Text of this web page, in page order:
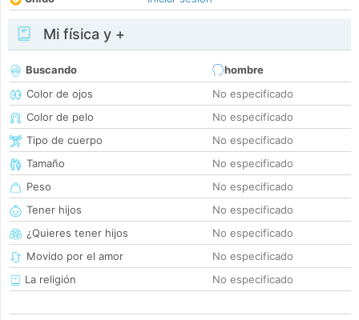
Mi física y +
Buscando
hombre
Color de ojos
No especificado
Color de pelo
No especificado
Tipo de cuerpo
No especificado
Tamaño
No especificado
Peso
No especificado
Tener hijos
No especificado
¿Quieres tener hijos
No especificado
Movido por el amor
No especificado
La religión
No especificado